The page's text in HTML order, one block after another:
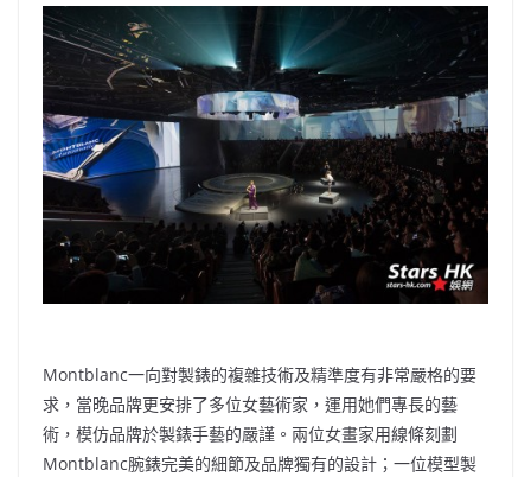
Montblanc一向對製錶的複雜技術及精準度有非常嚴格的要
求，當晚品牌更安排了多位女藝術家，運用她們專長的藝
術，模仿品牌於製錶手藝的嚴謹。兩位女畫家用線條刻劃
Montblanc腕錶完美的細節及品牌獨有的設計；一位模型製